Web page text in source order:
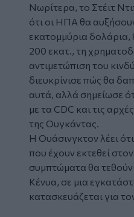
Νωρίτερα, το Στέιτ
ότι οι ΗΠΑ θα
εκατομμύρια δολάρια,
200 εκατ., τη
αντιμετώπιση του
διευκρίνισε πώς θα
αυτά, αλλά σημείωσε
με τα CDC και τις
της Ουγκάντας.
Η Ουάσινγκτον λέει
που έχουν εκτεθεί
συμπτώματα θα τεθούν
Κένυα, σε μια
κατασκευάζεται για